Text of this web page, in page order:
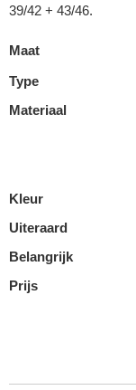
39/42 + 43/46.
Maat
Type
Materiaal
Kleur
Uiteraard
Belangrijk
Prijs